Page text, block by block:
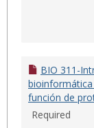
BIO 311-
función de
Required